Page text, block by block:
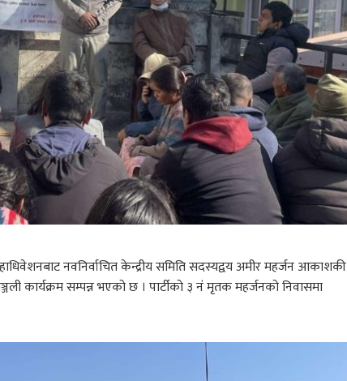
नवनिर्वाचित केन्द्रीय समिति सदस्यद्वय अमीर महर्जन आकाशकी
कार्यक्रम सम्पन्न भएको छ । पार्टीको ३ नंं मृतक महर्जनको निवासमा